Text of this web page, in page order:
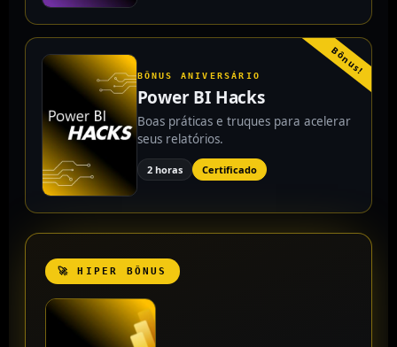
Bônus!
BÔNUS ANIVERSÁRIO
Power BI Hacks
Boas práticas e truques para acelerar
seus relatórios.
2 horas Certificado
🚀 HIPER BÔNUS